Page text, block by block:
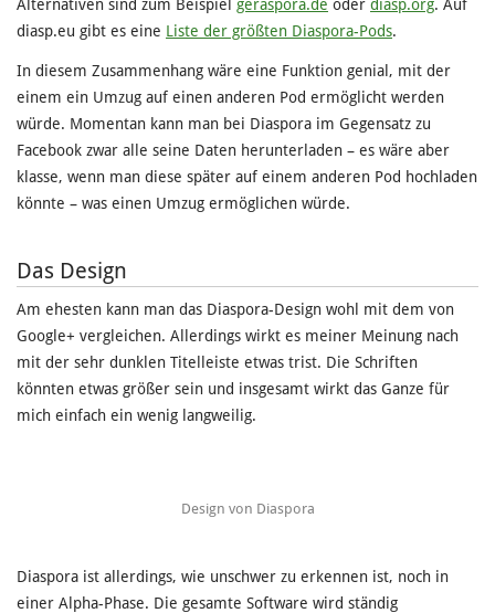
Alternativen sind zum Beispiel geraspora.de oder diasp.org. Auf
diasp.eu gibt es eine Liste der größten Diaspora-Pods.
In diesem Zusammenhang wäre eine Funktion genial, mit der
einem ein Umzug auf einen anderen Pod ermöglicht werden
würde. Momentan kann man bei Diaspora im Gegensatz zu
Facebook zwar alle seine Daten herunterladen – es wäre aber
klasse, wenn man diese später auf einem anderen Pod hochladen
könnte – was einen Umzug ermöglichen würde.
Das Design
Am ehesten kann man das Diaspora-Design wohl mit dem von
Google+ vergleichen. Allerdings wirkt es meiner Meinung nach
mit der sehr dunklen Titelleiste etwas trist. Die Schriften
könnten etwas größer sein und insgesamt wirkt das Ganze für
mich einfach ein wenig langweilig.
Design von Diaspora
Diaspora ist allerdings, wie unschwer zu erkennen ist, noch in
einer Alpha-Phase. Die gesamte Software wird ständig